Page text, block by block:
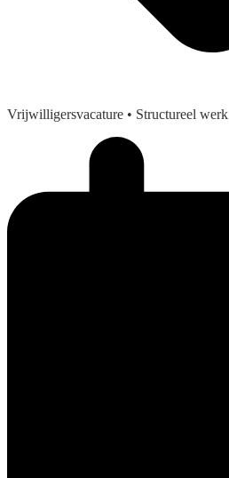
Vrijwilligersvacature • Structureel werk